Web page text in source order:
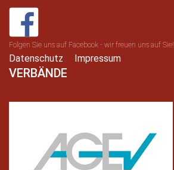
Folgen Sie uns auf Facebook - wir freuen uns auf Sie!
Datenschutz Impressum
VERBÄNDE